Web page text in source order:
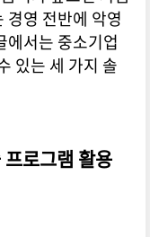
경영 전반에 악영
에서는 중소기업
있는 세 가지 솔
로그램 활용